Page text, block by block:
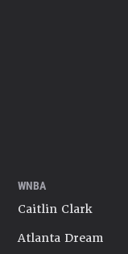
WNBA
Caitlin Clark
Atlanta Dream